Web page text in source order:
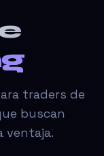
traders de
buscan
ventaja.